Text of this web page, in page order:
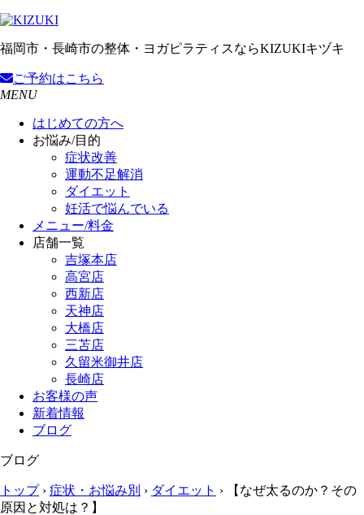
福岡市・長崎市の整体・ヨガピラティスならKIZUKIキヅキ
ご予約はこちら
MENU
はじめての方へ
お悩み/目的
症状改善
運動不足解消
ダイエット
妊活で悩んでいる
メニュー/料金
店舗一覧
吉塚本店
高宮店
西新店
天神店
大橋店
三苫店
久留米御井店
長崎店
お客様の声
新着情報
ブログ
ブログ
トップ› 症状・お悩み別 › ダイエット ›
【なぜ太るのか？その
原因と対処は？】